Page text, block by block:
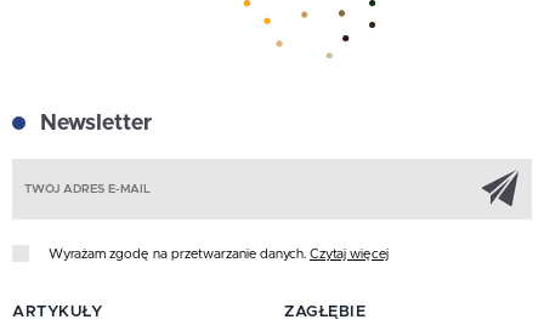
Newsletter
Wyrażam zgodę na przetwarzanie danych. Czytaj więcej
ARTYKUŁY ZAGŁĘBIE